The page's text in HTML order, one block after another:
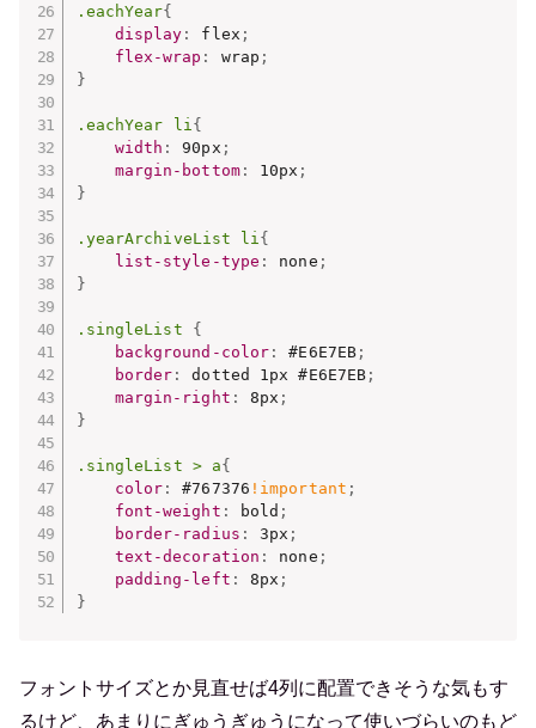
.eachYear{
display : flex ;
flex-wrap : wrap ;
}
.eachYear li {
width : 90px ;
margin-bottom: 10px ;
}
.yearArchiveList li {
list-style-type : none ;
}
.singleList
{
background-color : #E6E7EB ;
border : dotted 1px #E6E7EB ;
margin-right : 8px ;
}
.singleList > a{
color : #767376 !important ;
font-weight : bold ;
border-radius : 3px ;
text-decoration : none ;
padding-left : 8px ;
}
フォントサイズとか見直せば4列に配置できそうな気もす
るけど、あまりにぎゅうぎゅうになって使いづらいのもど